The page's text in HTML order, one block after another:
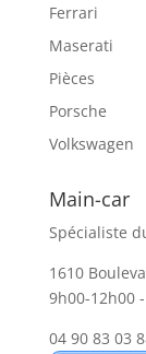
Ferrari
Maserati
Pièces
Porsche
Volkswagen
Main-car
Spécialiste
1610
9h00-12h00
04 90 83 03